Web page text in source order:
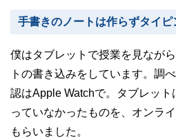
手書きのノートは作らずタイ
僕はタブレットで授業を見なが
トの書き込みをしています。調
認はApple Watchで。タブレッ
っていなかったものを、オンラ
もらいました。